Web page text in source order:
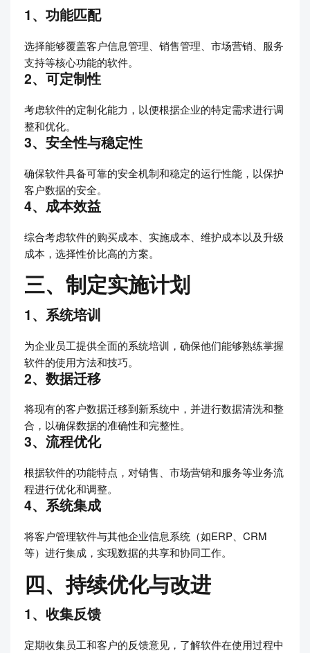
1、功能匹配
选择能够覆盖客户信息管理、销售管理、市场营销、服务
支持等核心功能的软件。
2、可定制性
考虑软件的定制化能力，以便根据企业的特定需求进行调
整和优化。
3、安全性与稳定性
确保软件具备可靠的安全机制和稳定的运行性能，以保护
客户数据的安全。
4、成本效益
综合考虑软件的购买成本、实施成本、维护成本以及升级
成本，选择性价比高的方案。
三、制定实施计划
1、系统培训
为企业员工提供全面的系统培训，确保他们能够熟练掌握
软件的使用方法和技巧。
2、数据迁移
将现有的客户数据迁移到新系统中，并进行数据清洗和整
合，以确保数据的准确性和完整性。
3、流程优化
根据软件的功能特点，对销售、市场营销和服务等业务流
程进行优化和调整。
4、系统集成
将客户管理软件与其他企业信息系统（如ERP、CRM
等）进行集成，实现数据的共享和协同工作。
四、持续优化与改进
1、收集反馈
定期收集员工和客户的反馈意见，了解软件在使用过程中